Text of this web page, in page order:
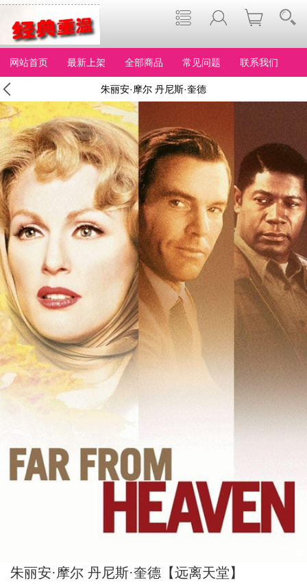
网站首页 最新上架 全部商品 常见问题 联系我们
朱丽安·摩尔 丹尼斯·奎德
【远离天堂】
朱丽安·摩尔 丹尼斯·奎德【远离天堂】